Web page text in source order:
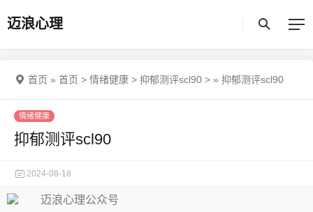
迈浪心理
首页 » 首页 > 情绪健康 > 抑郁测评scl90 > » 抑郁测评scl90
情绪健康
抑郁测评scl90
2024-08-18